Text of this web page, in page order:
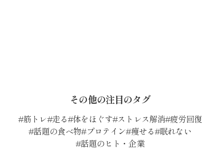
その他の注目のタグ
筋トレ 走る 体をほぐす ストレス解消 疲労回復
話題の食べ物 プロテイン 痩せる 眠れない
話題のヒト・企業